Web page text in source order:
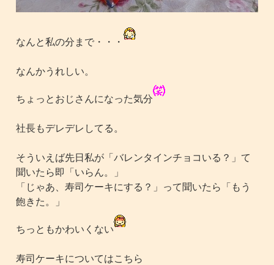
なんと私の分まで・・・
なんかうれしい。
ちょっとおじさんになった気分
社長もデレデレしてる。
そういえば先日私が「バレンタインチョコいる？」て
聞いたら即「いらん。」
「じゃあ、寿司ケーキにする？」って聞いたら「もう
飽きた。」
ちっともかわいくない
寿司ケーキについてはこちら